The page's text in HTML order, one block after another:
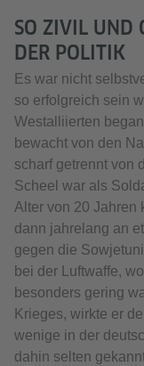
SO ZIVIL UND
DER POLITIK
Es war nicht
so erfolgreich sein
Westalliierten
bewacht von den
scharf getrennt von
Scheel war als
Alter von 20 Jahren
dann jahrelang an
gegen die
bei der Luftwaffe,
besonders gering
Krieges, wirkte er
wenige in der
dahin selten